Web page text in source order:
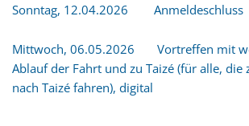
Sonntag, 12.04.2026 Anmeldeschluss
Mittwoch, 06.05.2026 Vortreffen mit
Ablauf der Fahrt und zu Taizé (für alle, die
nach Taizé fahren), digital